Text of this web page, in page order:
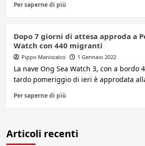
Per saperne di più
Dopo 7 giorni di attesa approda a
Watch con 440 migranti
Pippo Maniscalco 1 Gennaio 2022
La nave Ong Sea Watch 3, con a bordo
tardo pomeriggio di ieri è approdata
Per saperne di più
Articoli recenti